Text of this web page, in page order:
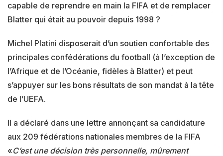
capable de reprendre en main la FIFA et de remplacer
Blatter qui était au pouvoir depuis 1998 ?
Michel Platini disposerait d’un soutien confortable des
principales confédérations du football (à l’exception de
l’Afrique et de l’Océanie, fidèles à Blatter) et peut
s’appuyer sur les bons résultats de son mandat à la tête
de l’UEFA.
Il a déclaré dans une lettre annonçant sa candidature
aux 209 fédérations nationales membres de la FIFA
«C’est une décision très personnelle, mûrement